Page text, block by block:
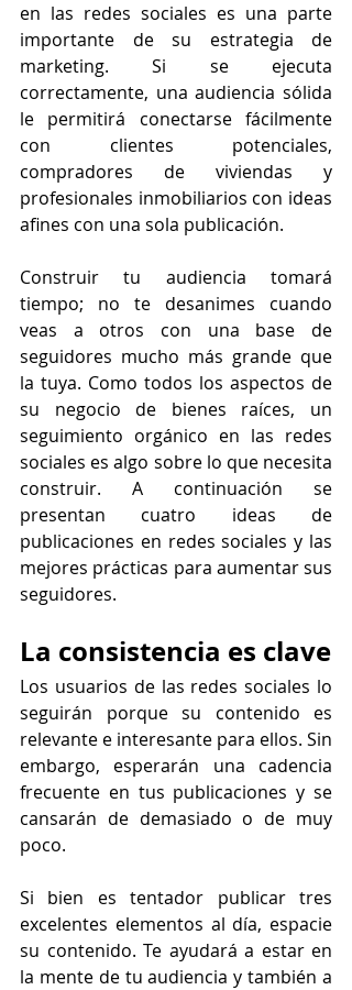
en las redes sociales es una parte
importante de su estrategia de
marketing. Si se ejecuta
correctamente, una audiencia sólida
le permitirá conectarse fácilmente
con clientes potenciales,
compradores de viviendas y
profesionales inmobiliarios con ideas
afines con una sola publicación.
Construir tu audiencia tomará
tiempo; no te desanimes cuando
veas a otros con una base de
seguidores mucho más grande que
la tuya. Como todos los aspectos de
su negocio de bienes raíces, un
seguimiento orgánico en las redes
sociales es algo sobre lo que necesita
construir. A continuación se
presentan cuatro ideas de
publicaciones en redes sociales y las
mejores prácticas para aumentar sus
seguidores.
La consistencia es clave
Los usuarios de las redes sociales lo
seguirán porque su contenido es
relevante e interesante para ellos. Sin
embargo, esperarán una cadencia
frecuente en tus publicaciones y se
cansarán de demasiado o de muy
poco.
Si bien es tentador publicar tres
excelentes elementos al día, espacie
su contenido. Te ayudará a estar en
la mente de tu audiencia y también a